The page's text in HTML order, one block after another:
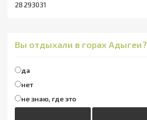
28 293031
Вы отдыхали в горах Адыгеи?
да
нет
не знаю, где это